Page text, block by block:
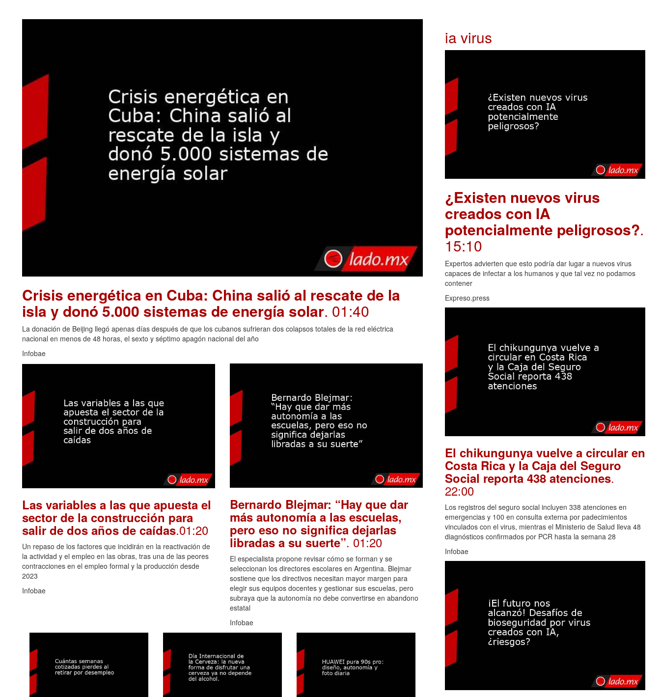
Crisis energética en Cuba: China salió al rescate de la
isla y donó 5.000 sistemas de energía solar. 01:40
La donación de Beijing llegó apenas días después de que los cubanos sufrieran dos colapsos totales de la red eléctrica
nacional en menos de 48 horas, el sexto y séptimo apagón nacional del año
Infobae
Las variables a las que apuesta el
sector de la construcción para
salir de dos años de caídas.01:20
Un repaso de los factores que incidirán en la reactivación de
la actividad y el empleo en las obras, tras una de las peores
contracciones en el empleo formal y la producción desde
2023
Infobae
Bernardo Blejmar: “Hay que dar
más autonomía a las escuelas,
pero eso no significa dejarlas
libradas a su suerte”. 01:20
El especialista propone revisar cómo se forman y se
seleccionan los directores escolares en Argentina. Blejmar
sostiene que los directivos necesitan mayor margen para
elegir sus equipos docentes y gestionar sus escuelas, pero
subraya que la autonomía no debe convertirse en abandono
estatal
Infobae
ia virus
¿Existen nuevos virus
creados con IA
potencialmente peligrosos?.
15:10
Expertos advierten que esto podría dar lugar a nuevos virus
capaces de infectar a los humanos y que tal vez no podamos
contener
Expreso.press
El chikungunya vuelve a circular en
Costa Rica y la Caja del Seguro
Social reporta 438 atenciones.
22:00
Los registros del seguro social incluyen 338 atenciones en
emergencias y 100 en consulta externa por padecimientos
vinculados con el virus, mientras el Ministerio de Salud lleva 48
diagnósticos confirmados por PCR hasta la semana 28
Infobae